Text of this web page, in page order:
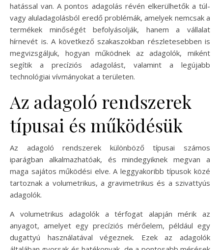
hatással van. A pontos adagolás révén elkerülhetők a túl-
vagy aluladagolásból eredő problémák, amelyek nemcsak a
termékek minőségét befolyásolják, hanem a vállalat
hírnevét is. A következő szakaszokban részletesebben is
megvizsgáljuk, hogyan működnek az adagolók, miként
segítik a precíziós adagolást, valamint a legújabb
technológiai vívmányokat a területen.
Az adagoló rendszerek
típusai és működésük
Az adagoló rendszerek különböző típusai számos
iparágban alkalmazhatóak, és mindegyiknek megvan a
maga sajátos működési elve. A leggyakoribb típusok közé
tartoznak a volumetrikus, a gravimetrikus és a szivattyús
adagolók.
A volumetrikus adagolók a térfogat alapján mérik az
anyagot, amelyet egy precíziós mérőelem, például egy
dugattyú használatával végeznek. Ezek az adagolók